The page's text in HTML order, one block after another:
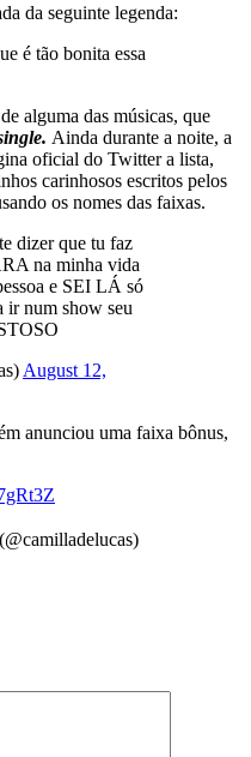
da seguinte legenda:
é tão bonita essa
alguma das músicas, que
Ainda durante a noite, a
oficial do Twitter a lista,
carinhosos escritos pelos
os nomes das faixas.
dizer que tu faz
na minha vida
e SEI LÁ só
num show seu
August 12,
anunciou uma faixa bônus,